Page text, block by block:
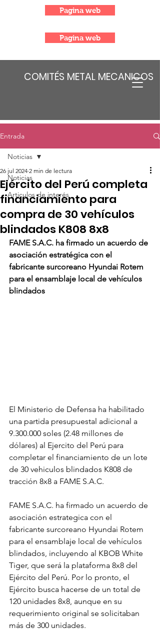
COMITÉS METAL MECANICOS
Pagina web
Pagina web
Entrada
Noticias
Articulos de interés
Noticias
Ejército del Perú completa
financiamiento para
compra de 30 vehículos
blindados K808 8x8
26 jul 2024 2 min de lectura
FAME S.A.C. ha firmado un acuerdo de
asociación estratégica con el
fabricante surcoreano Hyundai Rotem
para el ensamblaje local de vehículos
blindados
El Ministerio de Defensa ha habilitado
una partida presupuestal adicional a
9.300.000 soles (2.48 millones de
dólares) al Ejercito del Perú para
completar el financiamiento de un lote
de 30 vehiculos blindados K808 de
tracción 8x8 a FAME S.A.C.
FAME S.A.C. ha firmado un acuerdo de
asociación estrategica con el
fabricante surcoreano Hyundai Rotem
para el ensamblaje local de vehículos
blindados, incluyendo al KBOB White
Tiger, que será la plataforma 8x8 del
Ejército del Perú. Por lo pronto, el
Ejército busca hacerse de un total de
120 unidades 8x8, aunque en su
requerimiento original se solicitaban
más de 300 unidades.